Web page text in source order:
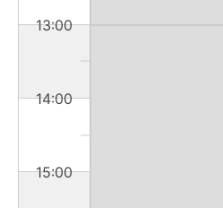
13:00
14:00
15:00